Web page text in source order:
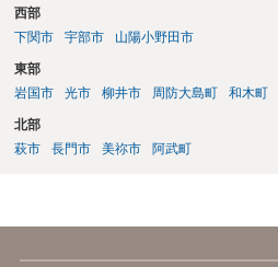
西部
下関市
宇部市 山陽小野田市
東部
岩国市
光市 柳井市 周防大島町 和木町
北部
萩市
長門市 美祢市 阿武町